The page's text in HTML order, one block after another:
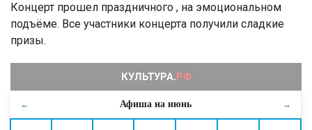
← Афиша на июнь →
Концерт прошел праздничного , на эмоциональном
подъёме. Все участники концерта получили сладкие
призы.